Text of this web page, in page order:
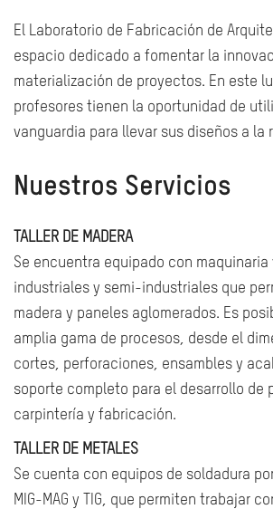
El Laboratorio de Fabricación de
espacio dedicado a fomentar la
materialización de proyectos. En este
profesores tienen la oportunidad de
vanguardia para llevar sus diseños a la
Nuestros Servicios
TALLER DE MADERA
Se encuentra equipado con
industriales y semi-industriales que
madera y paneles aglomerados. Es
amplia gama de procesos, desde el
cortes, perforaciones, ensambles y
soporte completo para el desarrollo de
carpintería y fabricación.
TALLER DE METALES
Se cuenta con equipos de soldadura
MIG-MAG y TIG, que permiten trabajar